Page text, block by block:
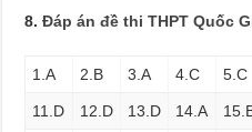
8.Đáp án đề thi THPT Quốc
1.A 2.B 3.A 4.C 5.C
11.D 12.D 13.D 14.A